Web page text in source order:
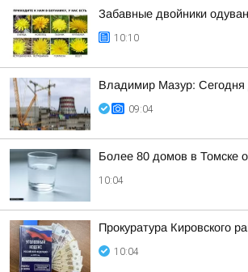
Забавные двойники
10:10
Владимир Мазур: Сегодня
09:04
Более 80 домов в Томске
10:04
Прокуратура Кировского
10:04